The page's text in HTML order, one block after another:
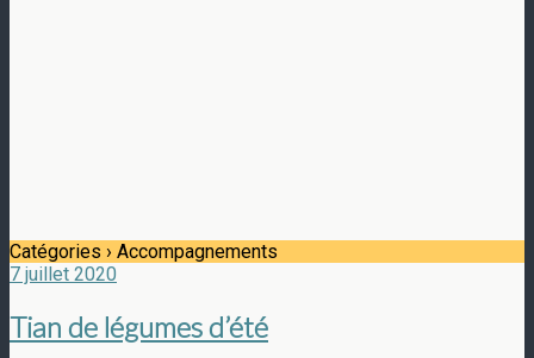
Catégories › Accompagnements
7 juillet 2020
Tian de légumes d’été